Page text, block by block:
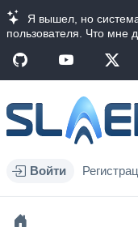
Я вышел, но
пользователя. Что мне
Войти